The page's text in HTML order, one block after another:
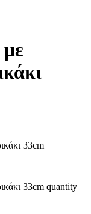
33cm
33cm quantity